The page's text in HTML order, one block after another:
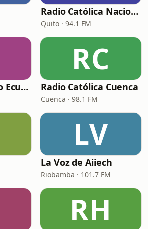
Radio Católica Nacional (RCN Católica)
Quito · 94.1 FM
Adoramos Radio Ecuador
RC
Radio Católica Cuenca
Cuenca · 98.1 FM
LV
La Voz de Aiiech
Riobamba · 101.7 FM
RH